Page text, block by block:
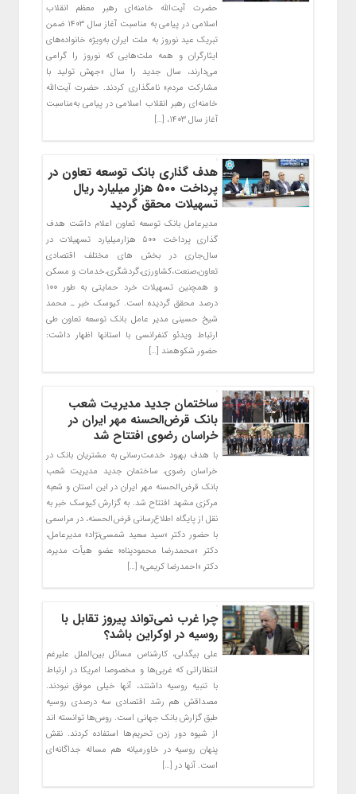
حضرت آیت‌الله خامنه‌ای رهبر معظم انقلاب
اسلامی در پیامی به مناسبت آغاز سال ۱۴۰۳ ضمن
تبریک عید نوروز به ملت ایران به‌ویژه خانواده‌های
ایثارگران و همه ملت‌هایی که نوروز را گرامی
می‌دارند، سال جدید را سال «جهش تولید با
مشارکت مردم» نامگذاری کردند. حضرت آیت‌الله
خامنه‌ای رهبر انقلاب اسلامی در پیامی به‌مناسبت
آغاز سال ۱۴۰۳، […]
هدف گذاری بانک توسعه تعاون در
پرداخت ۵۰۰ هزار میلیارد ریال
تسهیلات محقق گردید
مدیرعامل بانک توسعه تعاون اعلام داشت هدف
گذاری پرداخت ۵۰۰ هزارمیلیارد تسهیلات در
سال‌جاری در بخش های مختلف اقتصادی
تعاون،صنعت،کشاورزی،گردشگری،خدمات و مسکن
و همچنین تسهیلات خرد حمایتی به طور ۱۰۰
درصد محقق گردیده است. کیوسک خبر ـ محمد
شیخ حسینی مدیر عامل بانک توسعه تعاون طی
ارتباط ویدئو کنفرانسی با استانها اظهار داشت:
حضور شکوهمند […]
ساختمان جدید مدیریت شعب
بانک قرض‌الحسنه مهر ایران در
خراسان رضوی افتتاح شد
با هدف بهبود خدمت‌رسانی به مشتریان بانک در
خراسان رضوی، ساختمان جدید مدیریت شعب
بانک قرض‌الحسنه مهر ایران در این استان و شعبه
مرکزی مشهد افتتاح شد. به گزارش کیوسک خبر به
نقل از پایگاه اطلاع‌رسانی قرض‌الحسنه، در مراسمی
با حضور دکتر «سید سعید شمسی‌نژاد» مدیرعامل،
دکتر «محمدرضا محمودپناه» عضو هیأت مدیره،
دکتر «احمدرضا کریمی» […]
چرا غرب نمی‌تواند پیروز تقابل با
روسیه در اوکراین باشد؟
علی بیگدلی، کارشناس مسائل بین‌الملل علیرغم
انتظاراتی که غربی‌ها و مخصوصا امریکا در ارتباط
با تنبیه روسیه داشتند، آنها خیلی موفق نبودند.
مصداقش هم رشد اقتصادی سه درصدی روسیه
طبق گزارش بانک جهانی است. روس‌ها توانسته اند
از شیوه دور زدن تحریم‌ها استفاده کردند. نقش
پنهان روسیه در خاورمیانه هم مساله‌ جداگانه‌ای
است. آنها در […]